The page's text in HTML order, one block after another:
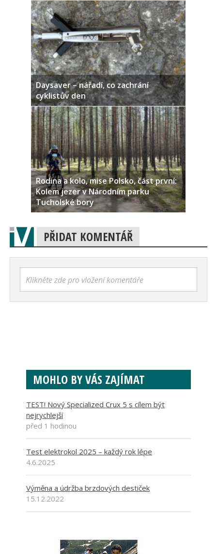
Daysaver – nářadí, co zachrání
cyklistův den
Rodina a kolo, mise Polsko, část první:
Kolem jezer v Národním parku
Tucholské bory
PŘIDAT KOMENTÁŘ
Klikněte zde pro vložení komentáře
MOHLO BY VÁS ZAJÍMAT
TEST! Nový Specialized Crux 5 s cílem být
nejrychlejší
před 1 hodinou
Test elektrokol 2025 – každý rok lépe
4.6.2025
Výměna a údržba brzdových destiček
15.12.2022